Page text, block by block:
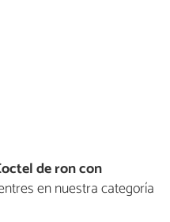
de ron con
en nuestra categoría